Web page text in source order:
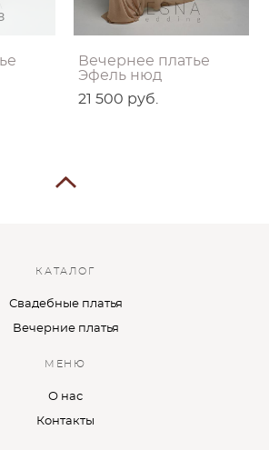
Вечернее платье
Эфель нюд
21 500 pуб.
КАТАЛОГ
Свадебные платья
Вечерние платья
МЕНЮ
О нас
Контакты